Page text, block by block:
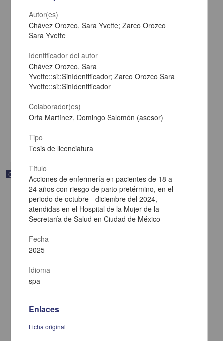
Carta de José María Maytorena a Francisco I. Madero en la que
informa se irá a la costa por prescripción médica
Maytorena, José María
[sin fecha]
Multidisciplina
Correspondencia postal
felicitándolo por el triunfo de la causa
Autor(es)
Chávez Orozco, Sara Yvette; Zarco Orozco
Sara Yvette
Identificador del autor
Chávez Orozco, Sara
Yvette::si::SinIdentificador; Zarco Orozco Sara
Yvette::si::SinIdentificador
Colaborador(es)
Orta Martínez, Domingo Salomón (asesor)
Tipo
Tesis de licenciatura
Título
Acciones de enfermería en pacientes de 18 a
24 años con riesgo de parto pretérmino, en el
periodo de octubre - diciembre del 2024,
atendidas en el Hospital de la Mujer de la
Secretaría de Salud en Ciudad de México
Fecha
2025
Idioma
spa
Enlaces
Ficha original